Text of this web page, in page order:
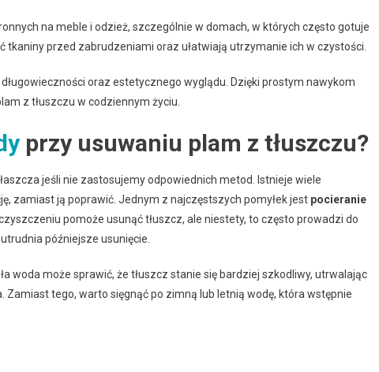
na meble i odzież, szczególnie w domach, w których często gotuje
tkaniny przed zabrudzeniami oraz ułatwiają utrzymanie ich w czystości.
oraz estetycznego wyglądu. Dzięki prostym nawykom
z tłuszczu w codziennym życiu.
przy usuwaniu plam z tłuszczu?
jeśli nie zastosujemy odpowiednich metod. Istnieje wiele
zamiast ją poprawić. Jednym z najczęstszych pomyłek jest pocieranie
pomoże usunąć tłuszcz, ale niestety, to często prowadzi do
późniejsze usunięcie.
woda może sprawić, że tłuszcz stanie się bardziej szkodliwy, utrwalając
Zamiast tego, warto sięgnąć po zimną lub letnią wodę, która wstępnie